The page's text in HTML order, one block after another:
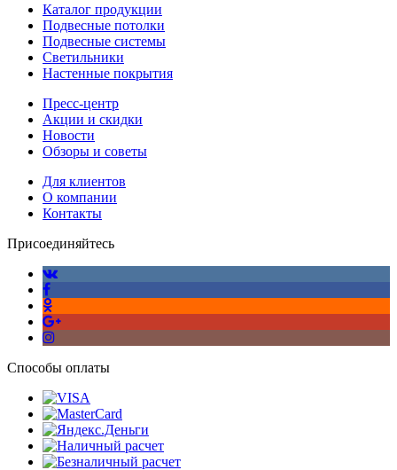
Каталог продукции
Подвесные потолки
Подвесные системы
Светильники
Настенные покрытия
Пресс-центр
Акции и скидки
Новости
Обзоры и советы
Для клиентов
О компании
Контакты
Присоединяйтесь
Способы оплаты